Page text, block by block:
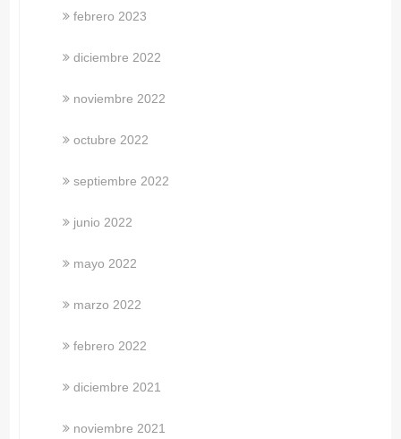
febrero 2023
diciembre 2022
noviembre 2022
octubre 2022
septiembre 2022
junio 2022
mayo 2022
marzo 2022
febrero 2022
diciembre 2021
noviembre 2021